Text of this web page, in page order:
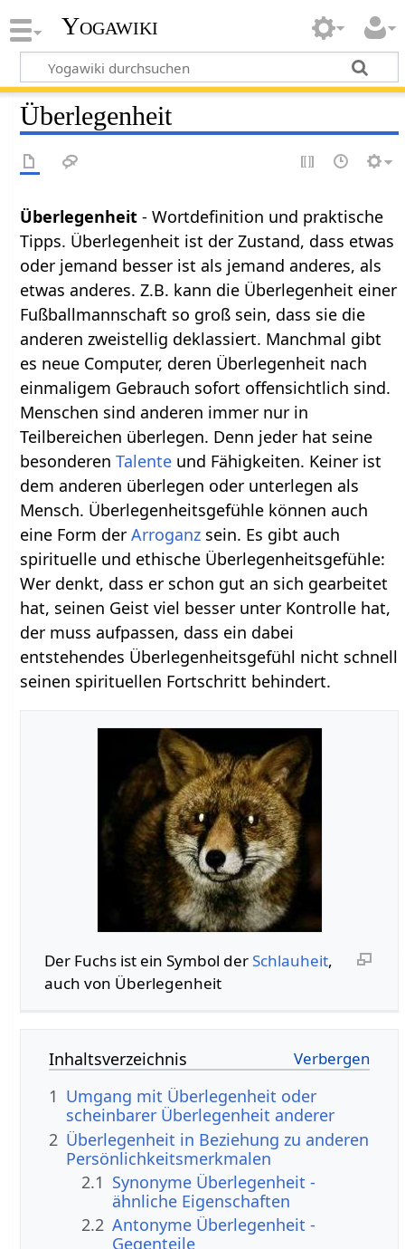
Yogawiki
Überlegenheit
Überlegenheit- Wortdefinition und praktische
Tipps. Überlegenheit ist der Zustand, dass etwas
oder jemand besser ist als jemand anderes, als
etwas anderes. Z.B. kann die Überlegenheit einer
Fußballmannschaft so groß sein, dass sie die
anderen zweistellig deklassiert. Manchmal gibt
es neue Computer, deren Überlegenheit nach
einmaligem Gebrauch sofort offensichtlich sind.
Menschen sind anderen immer nur in
Teilbereichen überlegen. Denn jeder hat seine
besonderenTalente und Fähigkeiten. Keiner ist
dem anderen überlegen oder unterlegen als
Mensch. Überlegenheitsgefühle können auch
eine Form derArroganz sein. Es gibt auch
spirituelle und ethische Überlegenheitsgefühle:
Wer denkt, dass er schon gut an sich gearbeitet
hat, seinen Geist viel besser unter Kontrolle hat,
der muss aufpassen, dass ein dabei
entstehendes Überlegenheitsgefühl nicht schnell
seinen spirituellen Fortschritt behindert.
Der Fuchs ist ein Symbol der Schlauheit,
auch von Überlegenheit
Inhaltsverzeichnis
1 Umgang mit Überlegenheit oder
scheinbarer Überlegenheit anderer
2 Überlegenheit in Beziehung zu anderen
Persönlichkeitsmerkmalen
2.1 Synonyme Überlegenheit -
ähnliche Eigenschaften
2.2 Antonyme Überlegenheit -
Gegenteile